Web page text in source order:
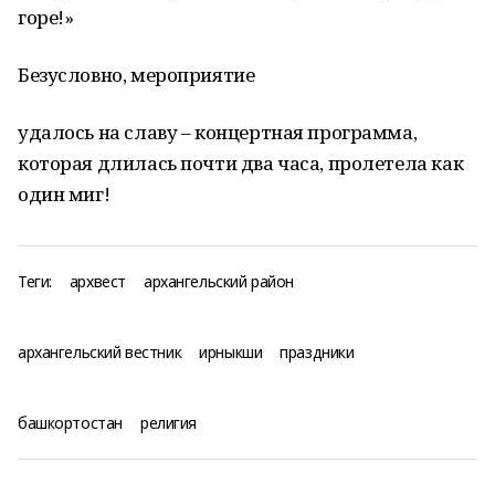
горе!»
Безусловно, мероприятие
удалось на славу – концертная программа,
которая длилась почти два часа, пролетела как
один миг!
Теги: архвест архангельский район
архангельский вестник ирныкши праздники
башкортостан религия